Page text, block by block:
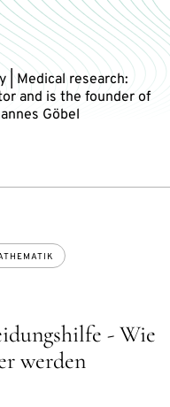
| Medical research:
and is the founder of
Göbel
- Wie
werden